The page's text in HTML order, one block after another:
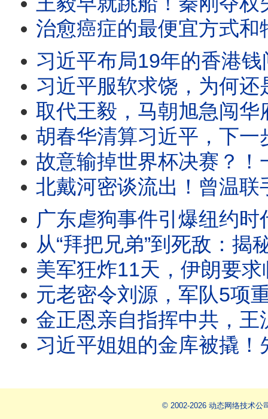
治愈癌症的最便宜方式和特斯拉，竟然被FBI消音；川普新冠“特效药”
习近平布局19年的香港钱闸易主，陈希、马兴瑞旧部遭全面清洗！党产
习近平服软求饶，为何还是下不了台？元老院正起草判词：温家宝
取代王毅，马朝旭急闯华府探雷！川习会前夜，中南海权斗与AI危机同时失控；习近平
胡春华清算习近平，下一步直取总书记？李强突然抛出“财产公开”
故意输掉世界杯决赛？！一夜之间成为骗子的梅西遭遇假爆料、千万请愿、全
北戴河密谈流出！曾温联手否决，习近平惊爆
广东虐狗事件引爆纽约时代广场，从旺旺、铁链女到防疫扑杀：中国人为何向弱者下手？
从“拜把兄弟”到死敌：揭秘习近平与薄熙来34年恩怨，一场由“
美军狂炸11天，伊朗要求临时停火10天，川普拒绝！看懂魔鬼的交易：毛泽东的赞美
元老密令刘源，军队5项重组；军报撤下军委主席负
金正恩亲自指挥中共，王沪宁小本子做笔记 ；中国红十字
习近平姐姐的金库被撬！先缴王小洪的刀，再抄齐桥桥的账
© 2002-2026 动态网络技术公